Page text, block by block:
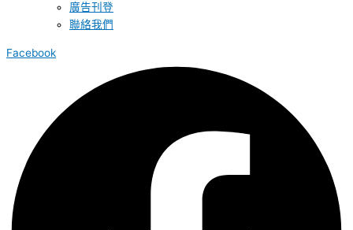
廣告刊登
聯絡我們
Facebook